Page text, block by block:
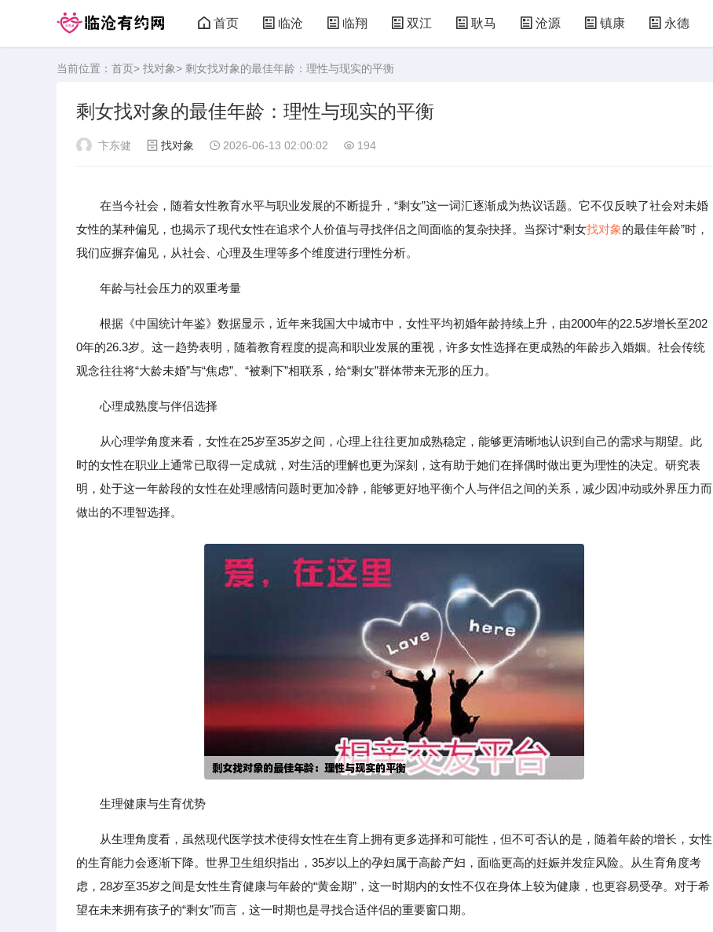
首页 临沧 临翔 双江 耿马 沧源 镇康 永德
当前位置： 首页> 找对象> 剩女找对象的最佳年龄：理性与现实的平衡
剩女找对象的最佳年龄：理性与现实的平衡
卞东健 找对象 2026-06-13 02:00:02 194
在当今社会，随着女性教育水平与职业发展的不断提升，“剩女”这一词汇逐渐成为热议话题。它不仅反映了社会对未婚
女性的某种偏见，也揭示了现代女性在追求个人价值与寻找伴侣之间面临的复杂抉择。当探讨“剩女找对象的最佳年龄”时，
我们应摒弃偏见，从社会、心理及生理等多个维度进行理性分析。
年龄与社会压力的双重考量
根据《中国统计年鉴》数据显示，近年来我国大中城市中，女性平均初婚年龄持续上升，由2000年的22.5岁增长至202
0年的26.3岁。这一趋势表明，随着教育程度的提高和职业发展的重视，许多女性选择在更成熟的年龄步入婚姻。社会传统
观念往往将“大龄未婚”与“焦虑”、“被剩下”相联系，给“剩女”群体带来无形的压力。
心理成熟度与伴侣选择
从心理学角度来看，女性在25岁至35岁之间，心理上往往更加成熟稳定，能够更清晰地认识到自己的需求与期望。此
时的女性在职业上通常已取得一定成就，对生活的理解也更为深刻，这有助于她们在择偶时做出更为理性的决定。研究表
明，处于这一年龄段的女性在处理感情问题时更加冷静，能够更好地平衡个人与伴侣之间的关系，减少因冲动或外界压力而
做出的不理智选择。
生理健康与生育优势
从生理角度看，虽然现代医学技术使得女性在生育上拥有更多选择和可能性，但不可否认的是，随着年龄的增长，女性
的生育能力会逐渐下降。世界卫生组织指出，35岁以上的孕妇属于高龄产妇，面临更高的妊娠并发症风险。从生育角度考
虑，28岁至35岁之间是女性生育健康与年龄的“黄金期”，这一时期内的女性不仅在身体上较为健康，也更容易受孕。对于希
望在未来拥有孩子的“剩女”而言，这一时期也是寻找合适伴侣的重要窗口期。